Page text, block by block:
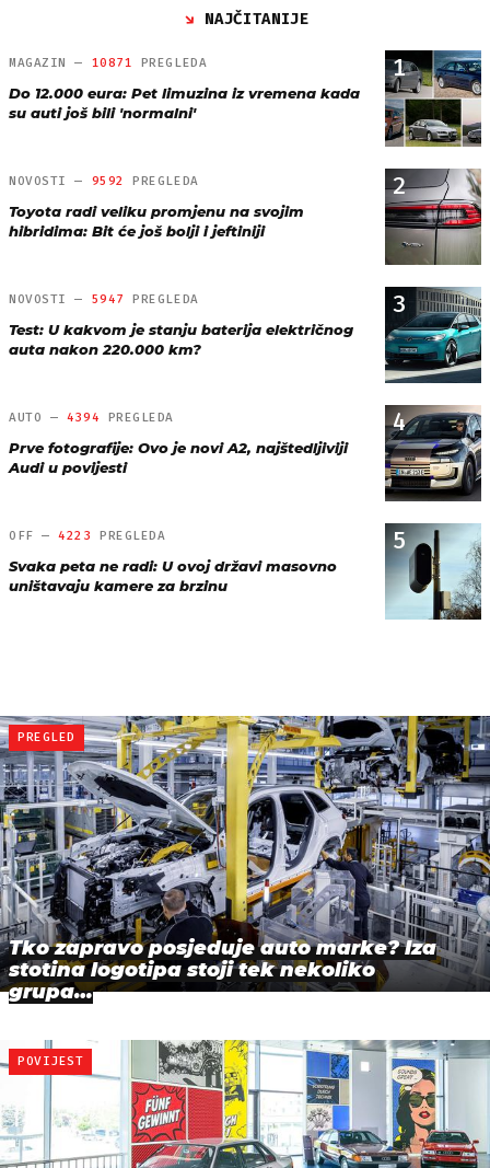
NAJČITANIJE
1
MAGAZIN — 10871 PREGLEDA
Do 12.000 eura: Pet limuzina iz vremena kada
su auti još bili 'normalni'
2
NOVOSTI — 9592 PREGLEDA
Toyota radi veliku promjenu na svojim
hibridima: Bit će još bolji i jeftiniji
3
NOVOSTI — 5947 PREGLEDA
Test: U kakvom je stanju baterija električnog
auta nakon 220.000 km?
4
AUTO — 4394 PREGLEDA
Prve fotografije: Ovo je novi A2, najštedljiviji
Audi u povijesti
5
OFF —4223 PREGLEDA
Svaka peta ne radi: U ovoj državi masovno
uništavaju kamere za brzinu
PREGLED
Tko zapravo posjeduje auto marke? Iza
stotina logotipa stoji tek nekoliko
grupa…
POVIJEST